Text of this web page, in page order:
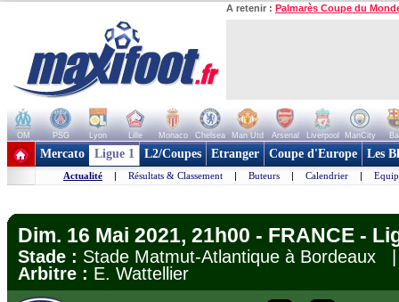
A retenir : Palmarès Coupe du
OM PSG Lyon Lille Monaco Chelsea Man Utd Arsenal Liverpool ManCity
+ de clubs
Mercato Ligue 1 L2/Coupes Etranger Coupe d'Europe Les
Actualité | Résultats & Classement | Buteurs | Calendrier |
Dim. 16 Mai 2021, 21h00 - FRANCE -
Stade : Stade Matmut-Atlantique à
Arbitre : E. Wattellier